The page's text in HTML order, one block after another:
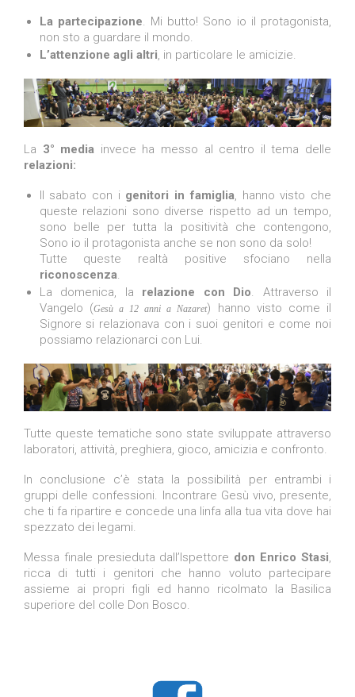
La partecipazione. Mi butto! Sono io il protagonista,
non sto a guardare il mondo.
L’attenzione agli altri, in particolare le amicizie.
La 3° media invece ha messo al centro il tema delle
relazioni:
Il sabato con i genitori in famiglia, hanno visto che
queste relazioni sono diverse rispetto ad un tempo,
sono belle per tutta la positività che contengono,
Sono io il protagonista anche se non sono da solo!
Tutte queste realtà positive sfociano nella
riconoscenza.
La domenica, la relazione con Dio. Attraverso il
Vangelo (Gesù a 12 anni a Nazaret) hanno visto come il
Signore si relazionava con i suoi genitori e come noi
possiamo relazionarci con Lui.
Tutte queste tematiche sono state sviluppate attraverso
laboratori, attività, preghiera, gioco, amicizia e confronto.
In conclusione c’è stata la possibilità per entrambi i
gruppi delle confessioni. Incontrare Gesù vivo, presente,
che ti fa ripartire e concede una linfa alla tua vita dove hai
spezzato dei legami.
Messa finale presieduta dall’Ispettore don Enrico Stasi,
ricca di tutti i genitori che hanno voluto partecipare
assieme ai propri figli ed hanno ricolmato la Basilica
superiore del colle Don Bosco.